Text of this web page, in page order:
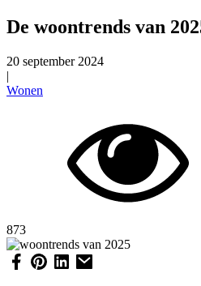
De woontrends van
20 september 2024
|
Wonen
873